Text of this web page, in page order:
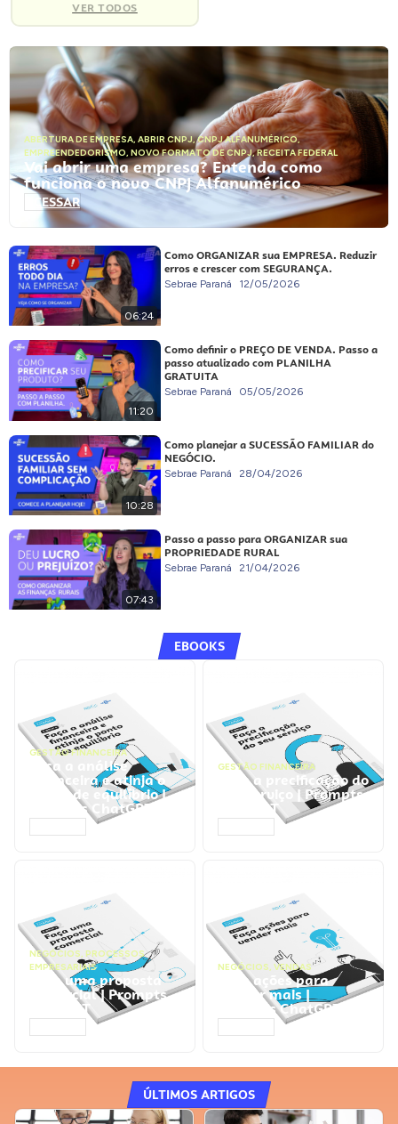
VER TODOS
ABERTURA DE EMPRESA, ABRIR CNPJ,CNPJ ALFANUMÉRICO,
EMPREENDEDORISMO, NOVO FORMATO DE CNPJ,RECEITA FEDERAL
Vai abrir uma empresa? Entenda como
funciona o novo CNPJ Alfanumérico
ACESSAR
06:24
Como ORGANIZAR sua EMPRESA. Reduzir
erros e crescer com SEGURANÇA.
Sebrae Paraná 12/05/2026
11:20
Como definir o PREÇO DE VENDA. Passo a
passo atualizado com PLANILHA
GRATUITA
Sebrae Paraná 05/05/2026
10:28
Como planejar a SUCESSÃO FAMILIAR do
NEGÓCIO.
Sebrae Paraná 28/04/2026
07:43
Passo a passo para ORGANIZAR sua
PROPRIEDADE RURAL
Sebrae Paraná 21/04/2026
EBOOKS
GESTÃO FINANCEIRA
Faça a análise
financeira e atinja o
ponto de equilíbrio |
Prompts ChatGPT
GESTÃO FINANCEIRA
Faça a precificação do
seu serviço | Prompts
ChatGPT
NEGÓCIOS, PROCESSOS
EMPRESARIAIS
Faça uma proposta
comercial | Prompts
ChatGPT
NEGÓCIOS, VENDAS
Faça ações para
vender mais |
Prompts ChatGPT
ÚLTIMOS ARTIGOS